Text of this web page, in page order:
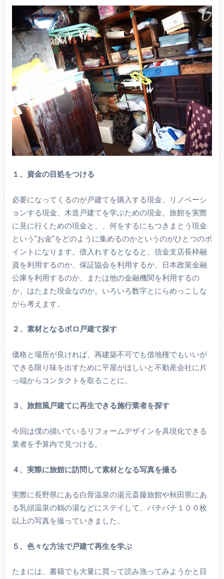
１、資金の目処をつける
必要になってくるのが戸建てを購入する現金、リノベーシ
ョンする現金、木造戸建てを学ぶための現金、旅館を実際
に見に行くための現金と、、何をするにもつきまとう現金
という”お金”をどのように集めるのかというのがひとつのポ
イントになります。借入れするとなると、信金支店長枠融
資を利用するのか、保証協会を利用するか、日本政策金融
公庫を利用するのか、または他の金融機関を利用するの
か。はたまた現金なのか。いろいろ数字とにらめっこしな
がら考えます。
２、素材となるボロ戸建て探す
価格と場所が良ければ、再建築不可でも借地権でもいいが
できる限り味を出すために平屋がほしいと不動産会社に片
っ端からコンタクトを取ることに。
３、旅館風戸建てに再生できる施行業者を探す
今回は僕の描いているリフォームデザインを具現化できる
業者を予算内で見つける。
４、実際に旅館に訪問して素材となる写真を撮る
実際に長野県にある白骨温泉の湯元斎藤旅館や秋田県にあ
る乳頭温泉の鶴の湯などにステイして、バチバチ１００枚
以上の写真を撮っていきました。
５、色々な方法で戸建て再生を学ぶ
たまには、書籍でも大量に買って読み漁ってみようかと目